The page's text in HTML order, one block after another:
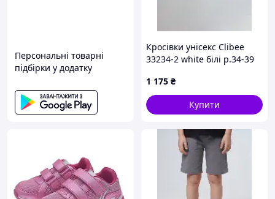
Персональні товарні
підбірки у додатку
Кросівки унісекс Clibee
33234-2 white білі р.34-39
1 175 ₴
Купити